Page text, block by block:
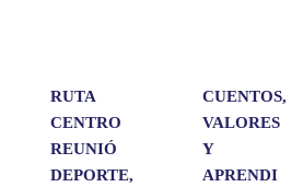
RUTA
CENTRO
REUNIÓ
DEPORTE,
CUENTOS,
VALORES
Y
APRENDI